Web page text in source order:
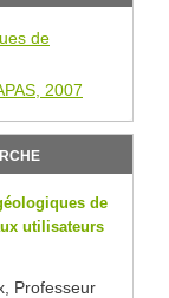
de
2007
de
utilisateurs
Professeur